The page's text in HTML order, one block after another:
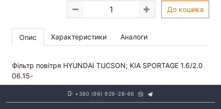
До кошика
Опис Характеристики Аналоги
Фільтр повітря HYUNDAI TUCSON; KIA SPORTAGE 1.6/2.0
06.15-
+380 (96) 929-28-66